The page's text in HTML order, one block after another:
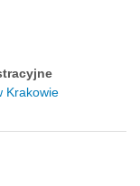
Krakowie